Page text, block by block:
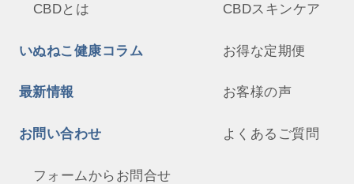
CBDとは
いぬねこ健康コラム
最新情報
お問い合わせ
フォームからお問合せ
CBDスキンケア
お得な定期便
お客様の声
よくあるご質問